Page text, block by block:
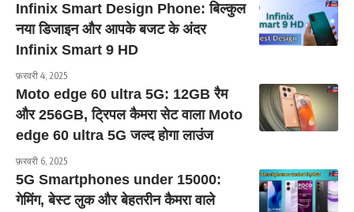
Infinix Smart Design Phone: बिल्कुल
नया डिजाइन और आपके बजट के अंदर
Infinix Smart 9 HD
फ़रवरी 4, 2025
Moto edge 60 ultra 5G: 12GB रैम
और 256GB, ट्रिपल कैमरा सेट वाला Moto
edge 60 ultra 5G जल्द होगा लाउंज
फ़रवरी 6, 2025
5G Smartphones under 15000:
गेमिंग, बेस्ट लुक और बेहतरीन कैमरा वाले